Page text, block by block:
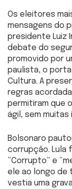
Os eleitores
mensagens do
presidente Luiz
debate do
promovido por
paulista, o portal
Cultura. A
regras
permitiram que
ágil, sem
Bolsonaro
corrupção. Lula
“Corrupto” e
ele ao longo de
vestia uma